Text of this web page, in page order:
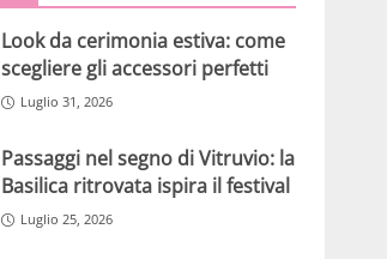
Look da cerimonia estiva: come
scegliere gli accessori perfetti
Luglio 31, 2026
Passaggi nel segno di Vitruvio: la
Basilica ritrovata ispira il festival
Luglio 25, 2026